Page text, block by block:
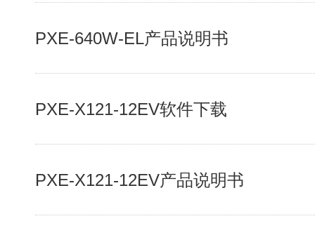
PXE-640W-EL产品说明书
PXE-X121-12EV软件下载
PXE-X121-12EV产品说明书